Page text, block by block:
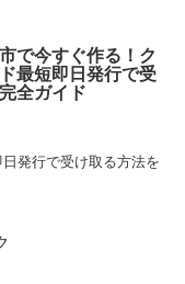
で今すぐ作る！ク
最短即日発行で受
全ガイド
発行で受け取る方法を